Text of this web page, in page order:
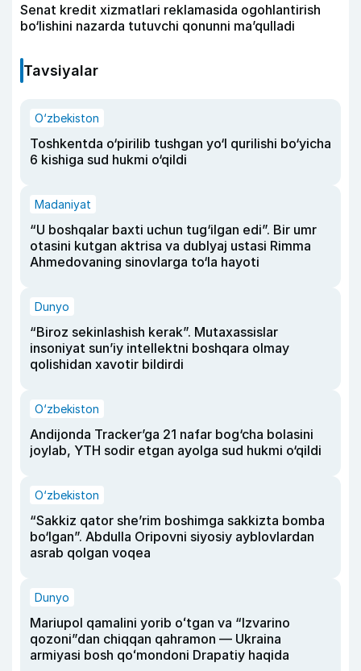
Senat kredit xizmatlari reklamasida ogohlantirish
bo‘lishini nazarda tutuvchi qonunni ma’qulladi
Tavsiyalar
O‘zbekiston
Toshkentda o‘pirilib tushgan yo‘l qurilishi bo‘yicha
6 kishiga sud hukmi o‘qildi
Madaniyat
“U boshqalar baxti uchun tug‘ilgan edi”. Bir umr
otasini kutgan aktrisa va dublyaj ustasi Rimma
Ahmedovaning sinovlarga to‘la hayoti
Dunyo
“Biroz sekinlashish kerak”. Mutaxassislar
insoniyat sun’iy intellektni boshqara olmay
qolishidan xavotir bildirdi
O‘zbekiston
Andijonda Tracker’ga 21 nafar bog‘cha bolasini
joylab, YTH sodir etgan ayolga sud hukmi o‘qildi
O‘zbekiston
“Sakkiz qator she’rim boshimga sakkizta bomba
bo‘lgan”. Abdulla Oripovni siyosiy ayblovlardan
asrab qolgan voqea
Dunyo
Mariupol qamalini yorib oʻtgan va “Izvarino
qozoni”dan chiqqan qahramon — Ukraina
armiyasi bosh qoʻmondoni Drapatiy haqida